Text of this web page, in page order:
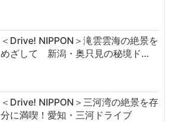
＜Drive! NIPPON＞滝雲雲海の絶景を
めざして 新潟・奥只見の秘境ド…
＜Drive! NIPPON＞三河湾の絶景を存
分に満喫！愛知・三河ドライブ